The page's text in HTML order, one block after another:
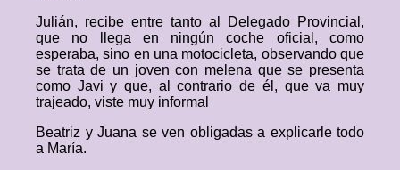
Julián, recibe entre tanto al Delegado Provincial,
que no llega en ningún coche oficial, como
esperaba, sino en una motocicleta, observando que
se trata de un joven con melena que se presenta
como Javi y que, al contrario de él, que va muy
trajeado, viste muy informal
Beatriz y Juana se ven obligadas a explicarle todo
a María.